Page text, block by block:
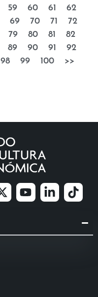
59 60 61
62
69 70 71
72
79 80 81
82
89 90 91
92
98 99 100 >>